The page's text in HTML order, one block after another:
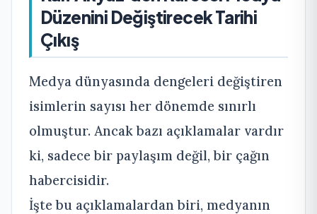
Düzenini Değiştirecek Tarihi
Çıkış
Medya dünyasında dengeleri değiştiren
isimlerin sayısı her dönemde sınırlı
olmuştur. Ancak bazı açıklamalar vardır
ki, sadece bir paylaşım değil, bir çağın
habercisidir.
İşte bu açıklamalardan biri, medyanın